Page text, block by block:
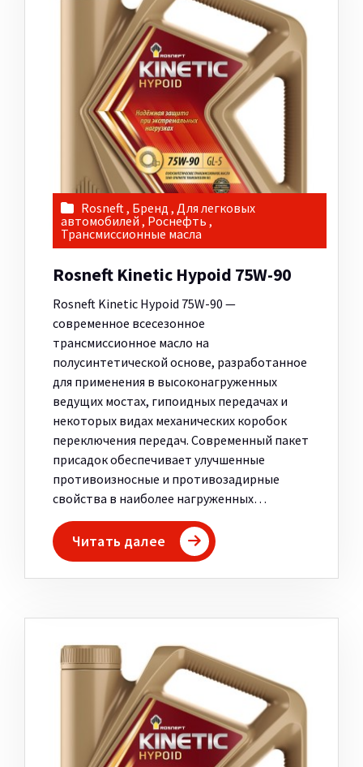
Rosneft, Бренд , Для легковых
автомобилей , Роснефть ,
Трансмиссионные масла
Rosneft Kinetic Hypoid 75W-90
Rosneft Kinetic Hypoid 75W-90 —
современное всесезонное
трансмиссионное масло на
полусинтетической основе, разработанное
для применения в высоконагруженных
ведущих мостах, гипоидных передачах и
некоторых видах механических коробок
переключения передач. Современный пакет
присадок обеспечивает улучшенные
противоизносные и противозадирные
свойства в наиболее нагруженных…
Читать далее